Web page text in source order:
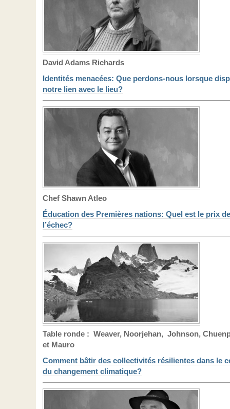
David Adams Richards
Identités menacées: Que perdons-nous lorsque
notre lien avec le lieu?
Chef Shawn Atleo
Éducation des Premières nations: Quel est le prix de
l’échec?
Table ronde : Weaver, Noorjehan, Johnson,
et Mauro
Comment bâtir des collectivités résilientes dans le
du changement climatique?